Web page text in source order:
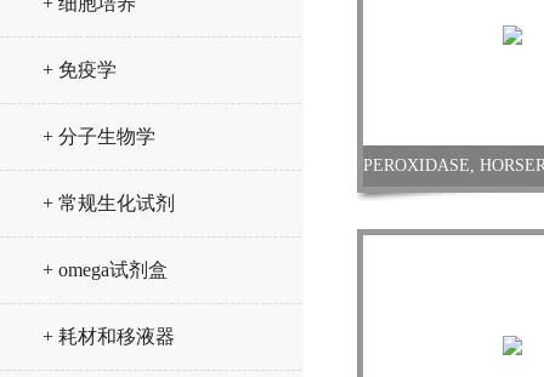
+ 免疫学
+ 分子生物学
+ 常规生化试剂
+ omega试剂盒
+ 耗材和移液器